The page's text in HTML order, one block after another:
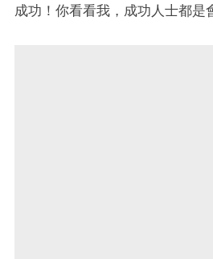
成功！你看看我，成功人士都是